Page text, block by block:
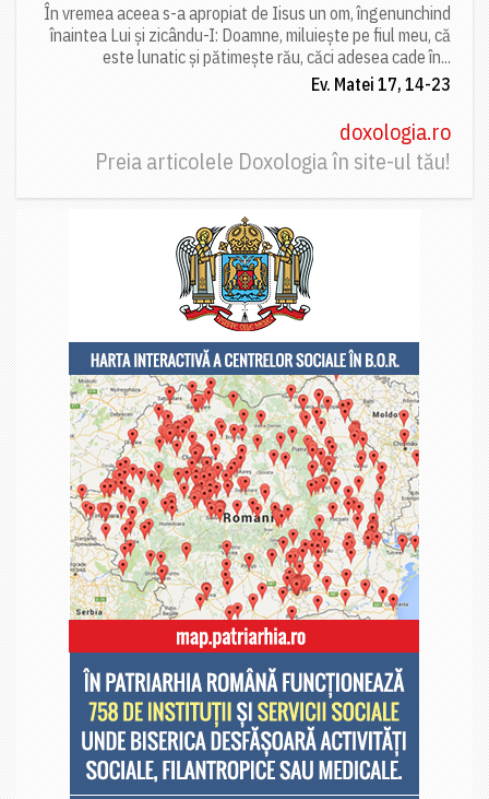
În vremea aceea s-a apropiat de Iisus un om, îngenunchind
înaintea Lui și zicându-I: Doamne, miluiește pe fiul meu, că
este lunatic și pătimește rău, căci adesea cade în...
Ev. Matei 17, 14-23
doxologia.ro
Preia articolele Doxologia în site-ul tău!